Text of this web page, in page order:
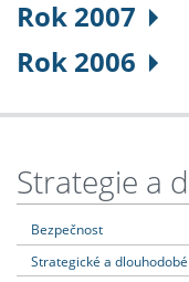
Rok 2007
Rok 2006
Strategie a
Bezpečnost
Strategické a